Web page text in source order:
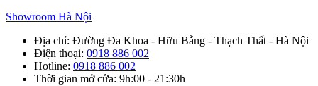
Showroom Hà Nội
Địa chỉ: Đường Đa Khoa - Hữu Bằng - Thạch Thất - Hà Nội
Điện thoại: 0918 886 002
Hotline: 0918 886 002
Thời gian mở cửa: 9h:00 - 21:30h